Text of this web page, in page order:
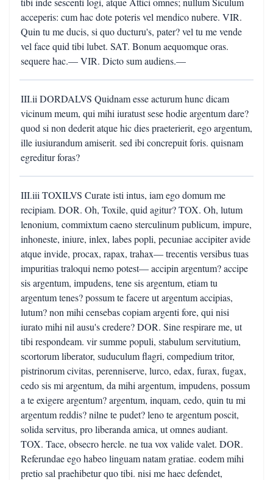
acceperis: cum hac dote poteris vel mendico nubere. VIR.
Quin tu me ducis, si quo ducturu's, pater? vel tu me vende
vel face quid tibi lubet. SAT. Bonum aequomque oras.
sequere hac.— VIR. Dicto sum audiens.—
III.ii DORDALVS Quidnam esse acturum hunc dicam
vicinum meum, qui mihi iuratust sese hodie argentum dare?
quod si non dederit atque hic dies praeterierit, ego argentum,
ille iusiurandum amiserit. sed ibi concrepuit foris. quisnam
egreditur foras?
III.iii TOXILVS Curate isti intus, iam ego domum me
recipiam. DOR. Oh, Toxile, quid agitur? TOX. Oh, lutum
lenonium, commixtum caeno sterculinum publicum, impure,
inhoneste, iniure, inlex, labes popli, pecuniae accipiter avide
atque invide, procax, rapax, trahax— trecentis versibus tuas
impuritias traloqui nemo potest— accipin argentum? accipe
sis argentum, impudens, tene sis argentum, etiam tu
argentum tenes? possum te facere ut argentum accipias,
lutum? non mihi censebas copiam argenti fore, qui nisi
iurato mihi nil ausu's credere? DOR. Sine respirare me, ut
tibi respondeam. vir summe populi, stabulum servitutium,
scortorum liberator, suduculum flagri, compedium tritor,
pistrinorum civitas, perenniserve, lurco, edax, furax, fugax,
cedo sis mi argentum, da mihi argentum, impudens, possum
a te exigere argentum? argentum, inquam, cedo, quin tu mi
argentum reddis? nilne te pudet? leno te argentum poscit,
solida servitus, pro liberanda amica, ut omnes audiant.
TOX. Tace, obsecro hercle. ne tua vox valide valet. DOR.
Referundae ego habeo linguam natam gratiae. eodem mihi
pretio sal praehibetur quo tibi. nisi me haec defendet,